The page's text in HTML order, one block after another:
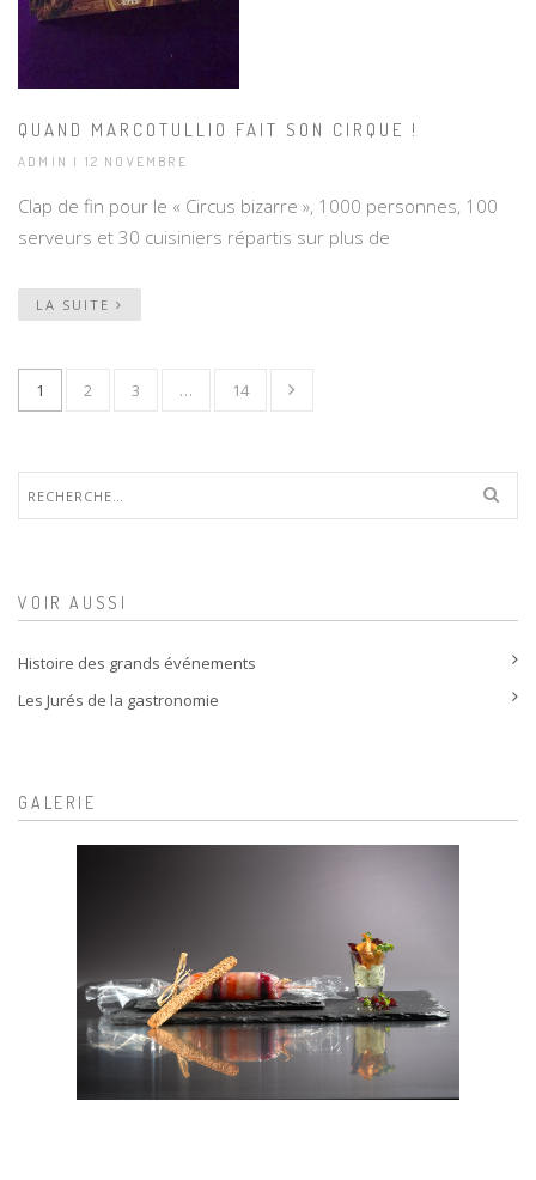
QUAND MARCOTULLIO FAIT SON CIRQUE !
ADMIN | 12 NOVEMBRE
Clap de fin pour le « Circus bizarre », 1000 personnes, 100
serveurs et 30 cuisiniers répartis sur plus de
LA SUITE
1 2 3 … 14
VOIR AUSSI
Histoire des grands événements
Les Jurés de la gastronomie
GALERIE